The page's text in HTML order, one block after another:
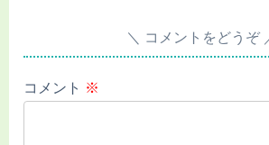
コメントをどうぞ
コメント ※